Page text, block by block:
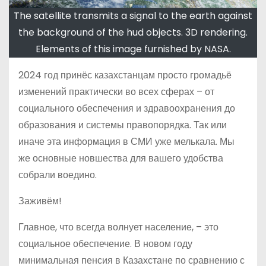
The satellite transmits a signal to the earth against
the background of the hud objects. 3D rendering.
Elements of this image furnished by NASA.
2024 год принёс казахстанцам просто громадьё
изменений практически во всех сферах – от
социального обеспечения и здравоохранения до
образования и системы правопорядка. Так или
иначе эта информация в СМИ уже мелькала. Мы
же основные новшества для вашего удобства
собрали воедино.
Заживём!
Главное, что всегда волнует население, – это
социальное обеспечение. В новом году
минимальная пенсия в Казахстане по сравнению с